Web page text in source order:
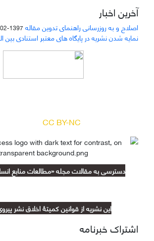
آخرین اخبار
اصلاح و به روزرسانی راهنمای تدوین مقاله 1397-02-24
نمایه شدن نشریه در پایگاه های معتبر استنادی بین
CC BY-NC
دسترسی به مقالات مجله «مطالعات منابع
این نشریه از قوانین کمیتۀ اخلاق نشر
اشتراک خبرنامه